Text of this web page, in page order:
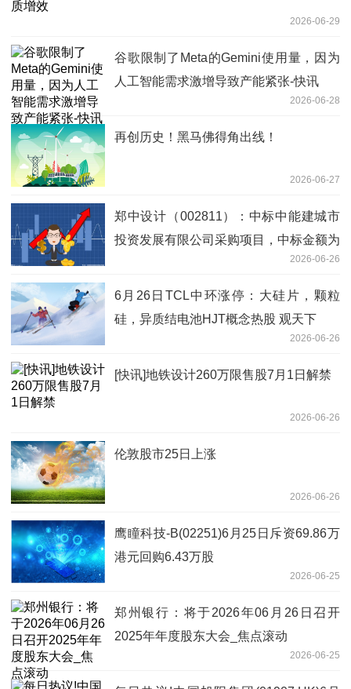
2026-06-29
谷歌限制了Meta的Gemini使用量，因为
人工智能需求激增导致产能紧张-快讯
2026-06-28
再创历史！黑马佛得角出线！
2026-06-27
郑中设计（002811）：中标中能建城市
投资发展有限公司采购项目，中标金额为
2026-06-26
6月26日TCL中环涨停：大硅片，颗粒
硅，异质结电池HJT概念热股 观天下
2026-06-26
[快讯]地铁设计260万限售股7月1日解禁
2026-06-26
伦敦股市25日上涨
2026-06-26
鹰瞳科技-B(02251)6月25日斥资69.86万
港元回购6.43万股
2026-06-25
郑州银行：将于2026年06月26日召开
2025年年度股东大会_焦点滚动
2026-06-25